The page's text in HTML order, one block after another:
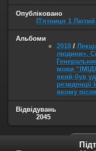
Опубліковано
П'ятниця 1 Лютий
Альбоми
2018 /
людини».
мови
який був
якому
Відвідувань
2045